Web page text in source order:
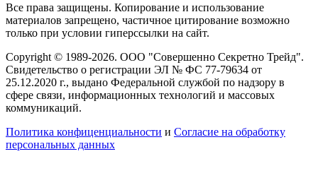
Все права защищены. Копирование и использование
материалов запрещено, частичное цитирование возможно
только при условии гиперссылки на сайт.
Copyright © 1989-2026. ООО "Совершенно Секретно Трейд".
Свидетельство о регистрации ЭЛ № ФС 77-79634 от
25.12.2020 г., выдано Федеральной службой по надзору в
сфере связи, информационных технологий и массовых
коммуникаций.
Политика конфиценциальности и Согласие на обработку
персональных данных